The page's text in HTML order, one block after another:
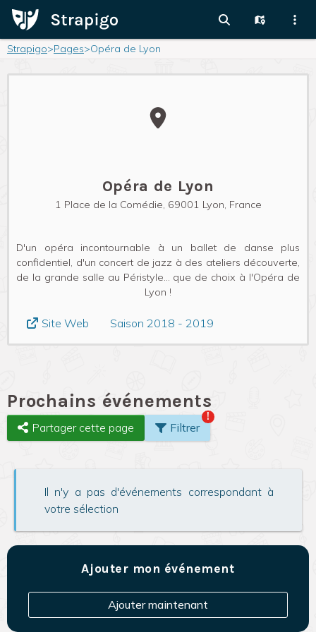
Strapigo>Pages>Opéra de Lyon
Opéra de Lyon
1 Place de la Comédie, 69001 Lyon, France
D'un opéra incontournable à un ballet de danse plus
confidentiel, d'un concert de jazz à des ateliers découverte,
de la grande salle au Péristyle... que de choix à l'Opéra de
Lyon !
Site Web Saison 2018 - 2019
Prochains événements
Partager cette page Filtrer
!
Il n'y a pas d'événements correspondant à
votre sélection
Ajouter mon événement
Ajouter maintenant